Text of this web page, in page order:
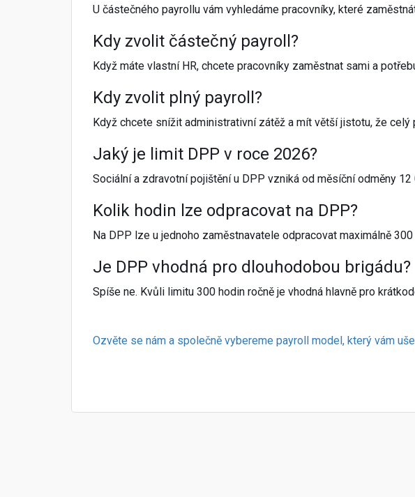
U částečného payrollu vám vyhledáme pracovníky, které
Kdy zvolit částečný payroll?
Když máte vlastní HR, chcete pracovníky zaměstnat sami a
Kdy zvolit plný payroll?
Když chcete snížit administrativní zátěž a mít větší jistotu, že celý
Jaký je limit DPP v roce 2026?
Sociální a zdravotní pojištění u DPP vzniká od měsíční odměny
Kolik hodin lze odpracovat na DPP?
Na DPP lze u jednoho zaměstnavatele odpracovat maximálně
Je DPP vhodná pro dlouhodobou brigádu?
Spíše ne. Kvůli limitu 300 hodin ročně je vhodná hlavně pro
Ozvěte se nám a společně vybereme payroll model, který vám